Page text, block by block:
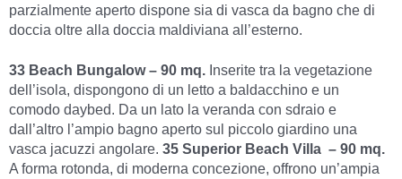
parzialmente aperto dispone sia di vasca da bagno che di
doccia oltre alla doccia maldiviana all’esterno.
33 Beach Bungalow – 90 mq. Inserite tra la vegetazione
dell’isola, dispongono di un letto a baldacchino e un
comodo daybed. Da un lato la veranda con sdraio e
dall’altro l’ampio bagno aperto sul piccolo giardino una
vasca jacuzzi angolare. 35 Superior Beach Villa – 90 mq.
A forma rotonda, di moderna concezione, offrono un’ampia